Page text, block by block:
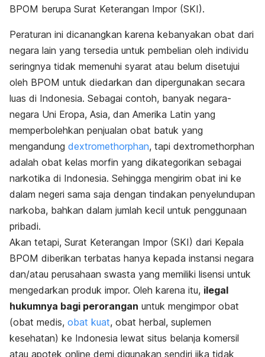
BPOM berupa Surat Keterangan Impor (SKI).
Peraturan ini dicanangkan karena kebanyakan obat dari
negara lain yang tersedia untuk pembelian oleh individu
seringnya tidak memenuhi syarat atau belum disetujui
oleh BPOM untuk diedarkan dan dipergunakan secara
luas di Indonesia. Sebagai contoh, banyak negara-
negara Uni Eropa, Asia, dan Amerika Latin yang
memperbolehkan penjualan obat batuk yang
mengandung dextromethorphan, tapi dextromethorphan
adalah obat kelas morfin yang dikategorikan sebagai
narkotika di Indonesia. Sehingga mengirim obat ini ke
dalam negeri sama saja dengan tindakan penyelundupan
narkoba, bahkan dalam jumlah kecil untuk penggunaan
pribadi.
Akan tetapi, Surat Keterangan Impor (SKI) dari Kepala
BPOM diberikan terbatas hanya kepada instansi negara
dan/atau perusahaan swasta yang memiliki lisensi untuk
mengedarkan produk impor. Oleh karena itu, ilegal
hukumnya bagi perorangan untuk mengimpor obat
(obat medis, obat kuat, obat herbal, suplemen
kesehatan) ke Indonesia lewat situs belanja komersil
atau apotek online demi digunakan sendiri jika tidak